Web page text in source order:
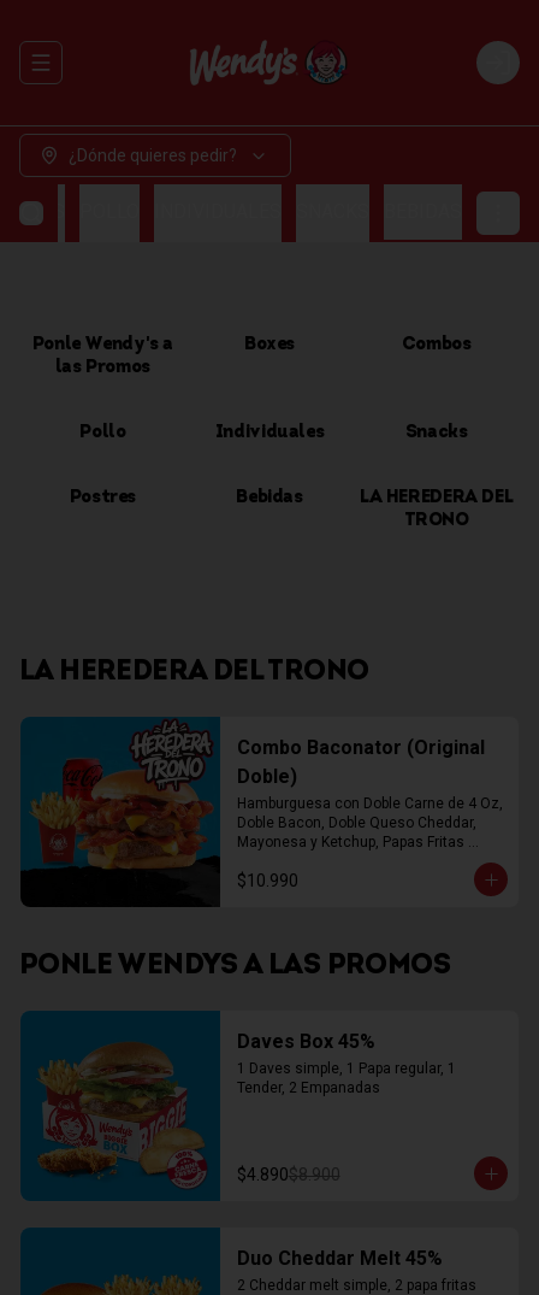
Abrir menu de navegación Login
¿Dónde quieres pedir?
Ponle Wendy's a
las Promos
Boxes Combos
Pollo Individuales Snacks
Postres Bebidas
LA HEREDERA DEL
TRONO
LA HEREDERA DEL TRONO
Combo Baconator (Original
Doble)
Hamburguesa con Doble Carne de 4 Oz,
Doble Bacon, Doble Queso Cheddar,
Mayonesa y Ketchup, Papas Fritas
$10.990
PONLE WENDYS A LAS PROMOS
Daves Box 45%
1 Daves simple, 1 Papa regular, 1
Tender, 2 Empanadas
$4.890$8.900
Duo Cheddar Melt 45%
2 Cheddar melt simple, 2 papa fritas